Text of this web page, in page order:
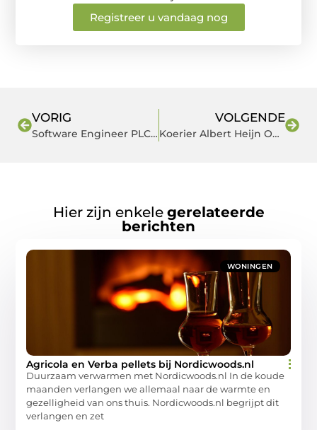
Registreer u vandaag nog
VORIG
Software Engineer PLC, regio Nijmegen
VOLGENDE
Koerier Albert Heijn Online
Hier zijn enkele gerelateerde
berichten
WONINGEN
Agricola en Verba pellets bij Nordicwoods.nl
Duurzaam verwarmen met Nordicwoods.nl In de koude
maanden verlangen we allemaal naar de warmte en
gezelligheid van ons thuis. Nordicwoods.nl begrijpt dit
verlangen en zet